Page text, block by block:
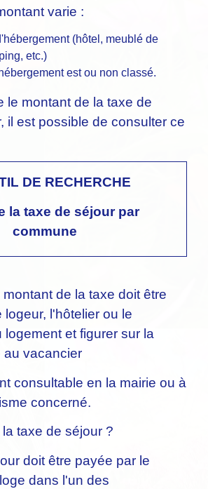
varie :
(hôtel, meublé de
etc.)
est ou non classé.
le montant de la taxe de
il est possible de consulter ce
DE RECHERCHE
la taxe de séjour par
commune
de la taxe doit être
logeur, l'hôtelier ou le
logement et figurer sur la
au vacancier
consultable en la mairie ou à
concerné.
taxe de séjour ?
doit être payée par le
dans l'un des